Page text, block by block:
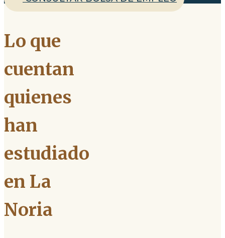
Lo que
cuentan
quienes
han
estudiado
en La
Noria